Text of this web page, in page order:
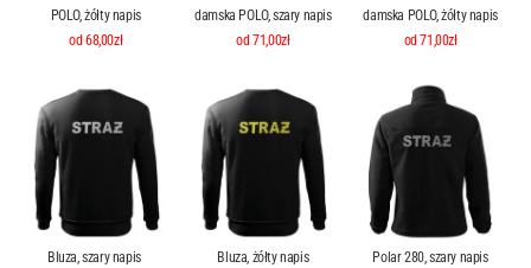
POLO, żółty napis
od 68,00zł
damska POLO, szary napis
od 71,00zł
damska POLO, żółty napis
od 71,00zł
Bluza, szary napis
Bluza, żółty napis
Polar 280, szary napis